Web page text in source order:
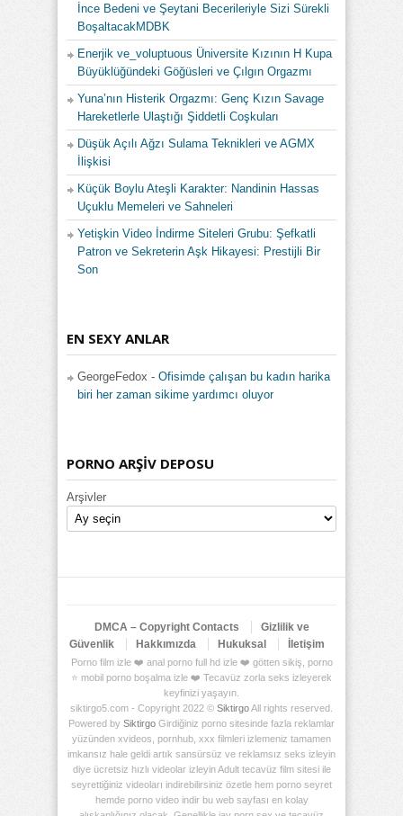
İnce Bedeni ve Şeytani Becerileriyle Sizi Sürekli
BoşaltacakMDBK
Enerjik ve_voluptuous Üniversite Kızının H Kupa
Büyüklüğündeki Göğüsleri ve Çılgın Orgazmı
Yuna’nın Histerik Orgazmı: Genç Kızın Savage
Hareketlerle Ulaştığı Şiddetli Coşkuları
Düşük Açılı Ağzı Sulama Teknikleri ve AGMX
İlişkisi
Küçük Boylu Ateşli Karakter: Nandinin Hassas
Uçuklu Memeleri ve Sahneleri
Yetişkin Video İndirme Siteleri Grubu: Şefkatli
Patron ve Sekreterin Aşk Hikayesi: Prestijli Bir
Son
EN SEXY ANLAR
GeorgeFedox - Ofisimde çalışan bu kadın harika
biri her zaman sikime yardımcı oluyor
PORNO ARŞİV DEPOSU
Arşivler
DMCA – Copyright Contacts
Gizlilik ve
Güvenlik
Hakkımızda Hukuksal İletişim
Porno film izle ❤️ anal porno full hd izle ❤️ götten sikiş, porno
⭐ mobil porno boşalma izle ❤️ Tecavüz zorla seks izleyerek
keyfinizi yaşayın.
siktirgo5.com - Copyright 2022 © SiktirgoAll rights reserved.
Powered by Siktirgo Girdiğiniz porno sitesinde fazla reklamlar
yüzünden xvideos, pornhub, xxx filmleri izlemeniz tamamen
imkansız hale geldi artık sansürsüz ve reklamsız seks izleyin
diye ücretsiz hızlı videolar izleyin Adult tecavüz film sitesi ile
seyrettiğiniz videoları indirebilirsiniz özetle hem porno seyret
hemde porno video indir bu web sayfası en kolay